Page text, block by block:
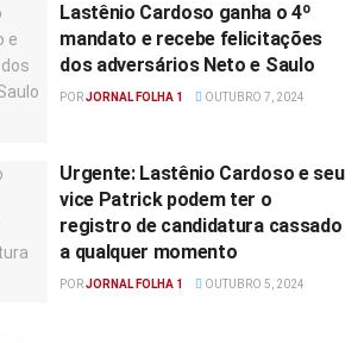
Lastênio Cardoso ganha o 4º
mandato e recebe felicitações
dos adversários Neto e Saulo
PORJORNAL FOLHA 1 OUTUBRO 7, 2024
Urgente: Lastênio Cardoso e seu
vice Patrick podem ter o
registro de candidatura cassado
a qualquer momento
PORJORNAL FOLHA 1 OUTUBRO 5, 2024